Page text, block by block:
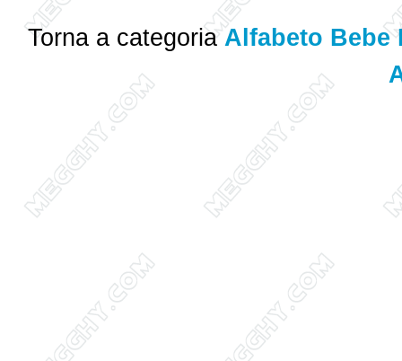
Torna a categoriaAlfabeto Bebe